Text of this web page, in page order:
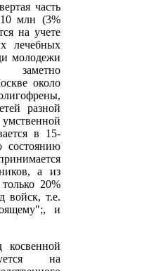
часть
10 млн (3%
на учете
лечебных
молодежи
заметно
около
разной
в 15-
а из
20%
войск, т.е.
и
косвенной
на